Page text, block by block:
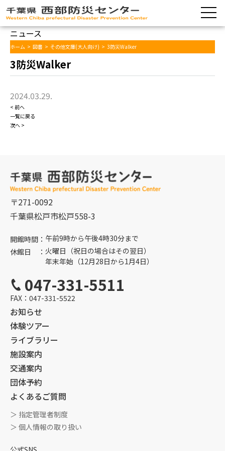
ニュース
ホーム > 図書 > その他文庫(大人向け) > 3防災Walker
3防災Walker
2024.03.29.
< 前へ
一覧に戻る
次へ >
〒271-0092
千葉県松戸市松戸558-3
開館時間： 午前9時から午後4時30分まで
休館日 ： 火曜日（祝日の場合はその翌日）
年末年始（12月28日から1月4日）
047-331-5511
FAX： 047-331-5522
お知らせ
体験ツアー
ライブラリー
施設案内
交通案内
団体予約
よくあるご質問
＞ 指定管理者制度
＞ 個人情報の取り扱い